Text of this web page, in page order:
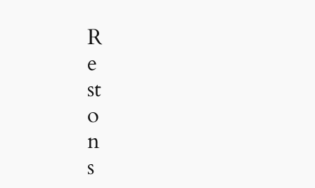
R
e
st
o
n
s